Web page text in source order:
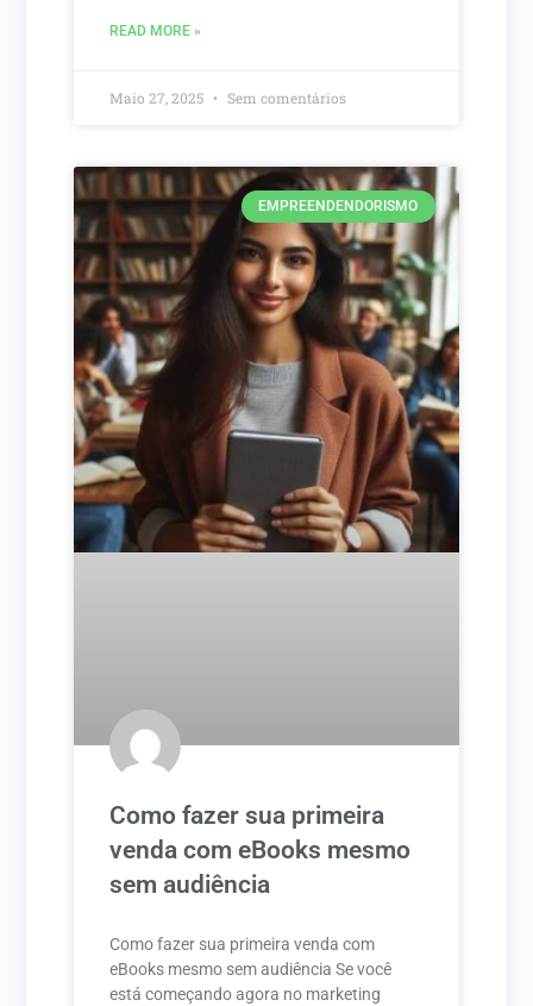
READ MORE »
Maio 27, 2025 Sem comentários
EMPREENDENDORISMO
Como fazer sua primeira
venda com eBooks mesmo
sem audiência
Como fazer sua primeira venda com
eBooks mesmo sem audiência Se você
está começando agora no marketing